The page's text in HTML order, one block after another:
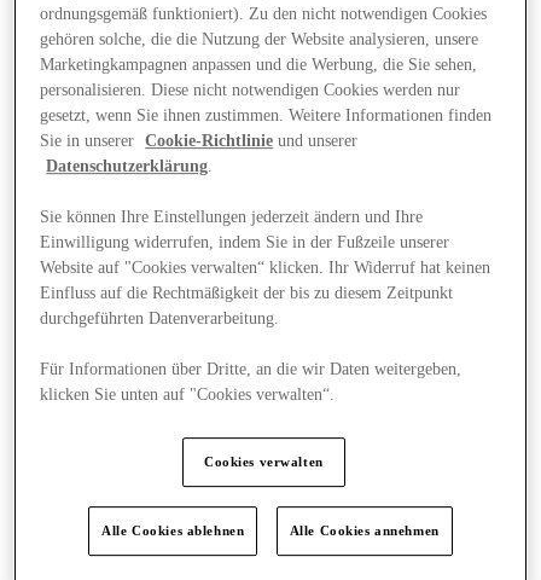
Angebote
ordnungsgemäß funktioniert). Zu den nicht notwendigen Cookies
gehören solche, die die Nutzung der Website analysieren, unsere
Marketingkampagnen anpassen und die Werbung, die Sie sehen,
personalisieren. Diese nicht notwendigen Cookies werden nur
gesetzt, wenn Sie ihnen zustimmen. Weitere Informationen finden
Sie in unserer
Cookie-Richtlinie und unserer
Datenschutzerklärung.
Sie können Ihre Einstellungen jederzeit ändern und Ihre
Einwilligung widerrufen, indem Sie in der Fußzeile unserer
Website auf "Cookies verwalten“ klicken. Ihr Widerruf hat keinen
Einfluss auf die Rechtmäßigkeit der bis zu diesem Zeitpunkt
durchgeführten Datenverarbeitung.
Für Informationen über Dritte, an die wir Daten weitergeben,
klicken Sie unten auf "Cookies verwalten“.
Cookies verwalten
Alle Cookies ablehnen Alle Cookies annehmen